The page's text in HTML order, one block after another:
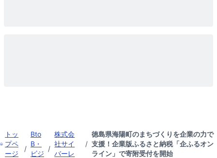
トッ
プペ
ージ
/
Bto
B・
ビジ
/
株式会
社サイ
バーレ
/
徳島県海陽町のまちづくりを企業の力で
支援！企業版ふるさと納税「企ふるオン
ライン」で寄附受付を開始